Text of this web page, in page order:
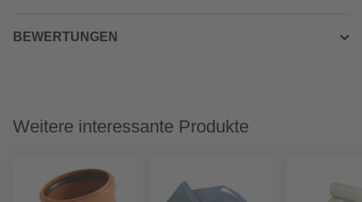
BEWERTUNGEN
Weitere interessante Produkte